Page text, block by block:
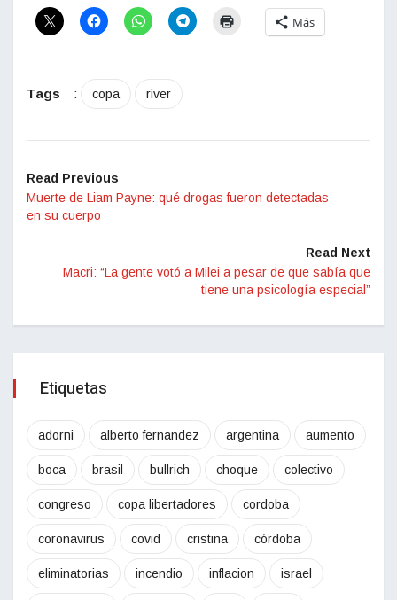
Más
Tags : copa river
Read Previous
Muerte de Liam Payne: qué drogas fueron detectadas
en su cuerpo
Read Next
Macri: “La gente votó a Milei a pesar de que sabía que
tiene una psicología especial”
Etiquetas
adorni alberto fernandez argentina aumento
boca brasil bullrich choque colectivo
congreso copa libertadores cordoba
coronavirus covid cristina córdoba
eliminatorias incendio inflacion israel